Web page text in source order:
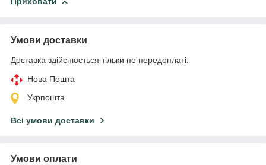
Умови доставки
Доставка здійснюється тільки по передоплаті.
Нова Пошта
Укрпошта
Всі умови доставки
Умови оплати